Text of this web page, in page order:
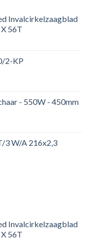
Invalcirkelzaagblad
56T
2-KP
- 550W - 450mm
3 W/A 216x2,3
Invalcirkelzaagblad
56T